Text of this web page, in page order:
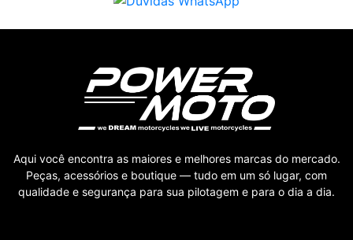
Aqui você encontra as maiores e melhores marcas do mercado.
Peças, acessórios e boutique — tudo em um só lugar, com
qualidade e segurança para sua pilotagem e para o dia a dia.